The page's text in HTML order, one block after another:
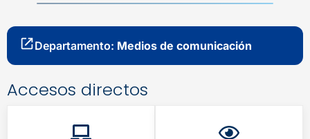
Departamento: Medios de comunicación
Accesos directos